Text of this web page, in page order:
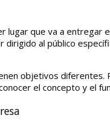
lugar que va a entregar
dirigido al público
objetivos
el concepto y el